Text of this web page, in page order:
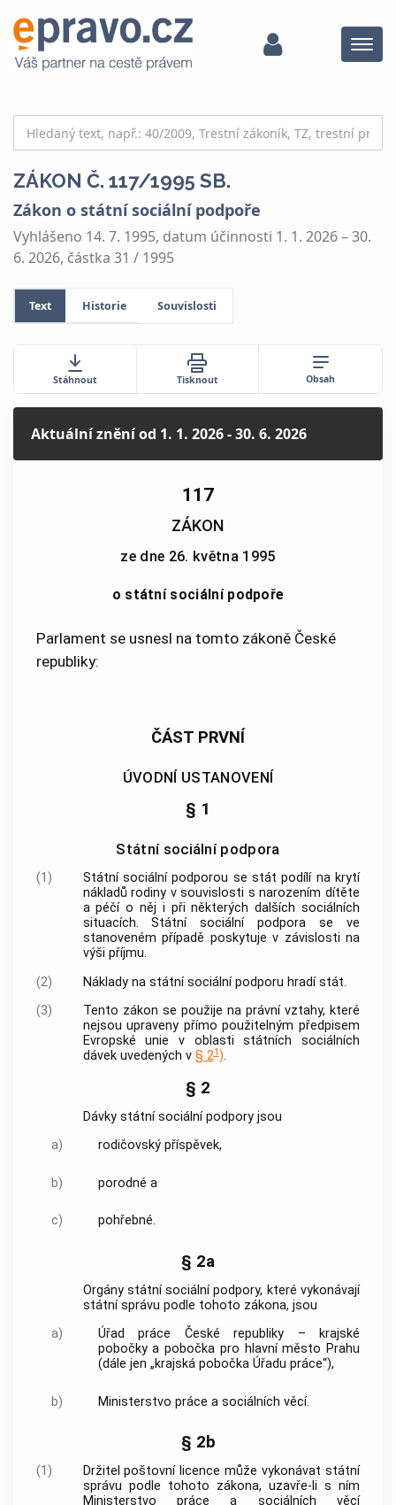
Menu
ZÁKON Č. 117/1995 SB.
Zákon o státní sociální podpoře
Vyhlášeno 14. 7. 1995, datum účinnosti 1. 1. 2026 – 30.
6. 2026, částka 31 / 1995
Text Historie Souvislosti
Stáhnout Tisknout Obsah
Aktuální zněníod 1. 1. 2026 - 30. 6. 2026
117
ZÁKON
ze dne 26. května 1995
o státní sociální podpoře
Parlament se usnesl na tomto zákoně České
republiky:
ČÁST PRVNÍ
ÚVODNÍ USTANOVENÍ
§ 1
Státní sociální podpora
(1)
Státní sociální podporou se stát podílí na krytí
nákladů rodiny v souvislosti s narozením dítěte
a péčí o něj i při některých dalších sociálních
situacích. Státní sociální podpora se ve
stanoveném případě poskytuje v závislosti na
výši příjmu.
(2)
Náklady na státní sociální podporu hradí stát.
(3)
Tento zákon se použije na právní vztahy, které
nejsou upraveny přímo použitelným předpisem
Evropské unie v oblasti státních sociálních
dávek uvedených v § 21).
§ 2
Dávky státní sociální podpory jsou
a)
rodičovský příspěvek,
b) porodné a
c) pohřebné.
§ 2a
Orgány státní sociální podpory, které vykonávají
státní správu podle tohoto zákona, jsou
a)
Úřad práce České republiky – krajské
pobočky a pobočka pro hlavní město Prahu
(dále jen „krajská pobočka Úřadu práce“),
b) Ministerstvo práce a sociálních věcí.
§ 2b
(1)
Držitel poštovní licence může vykonávat státní
správu podle tohoto zákona, uzavře-li s ním
Ministerstvo práce a sociálních věcí